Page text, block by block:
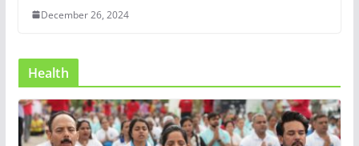
December 26, 2024
Health